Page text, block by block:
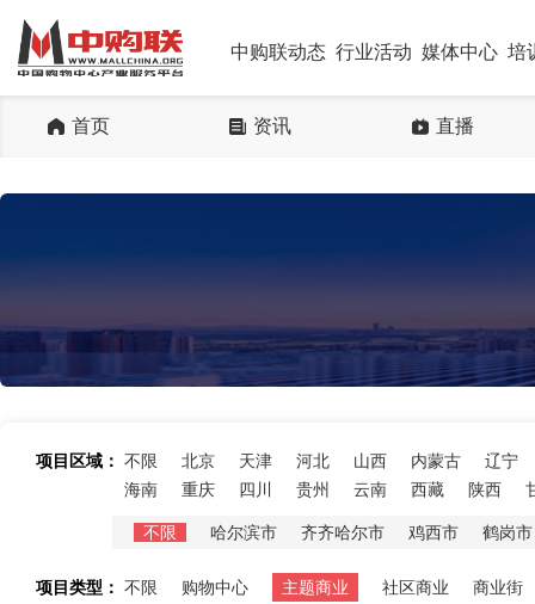
中购联动态 行业活动 媒体中心 培
首页 资讯 直播
项目区域： 不限 北京 天津 河北 山西 内蒙古
辽宁
海南
重庆 四川 贵州 云南 西藏 陕西
不限 哈尔滨市 齐齐哈尔市 鸡西市 鹤岗市
项目类型： 不限 购物中心 主题商业 社区商业 商业街